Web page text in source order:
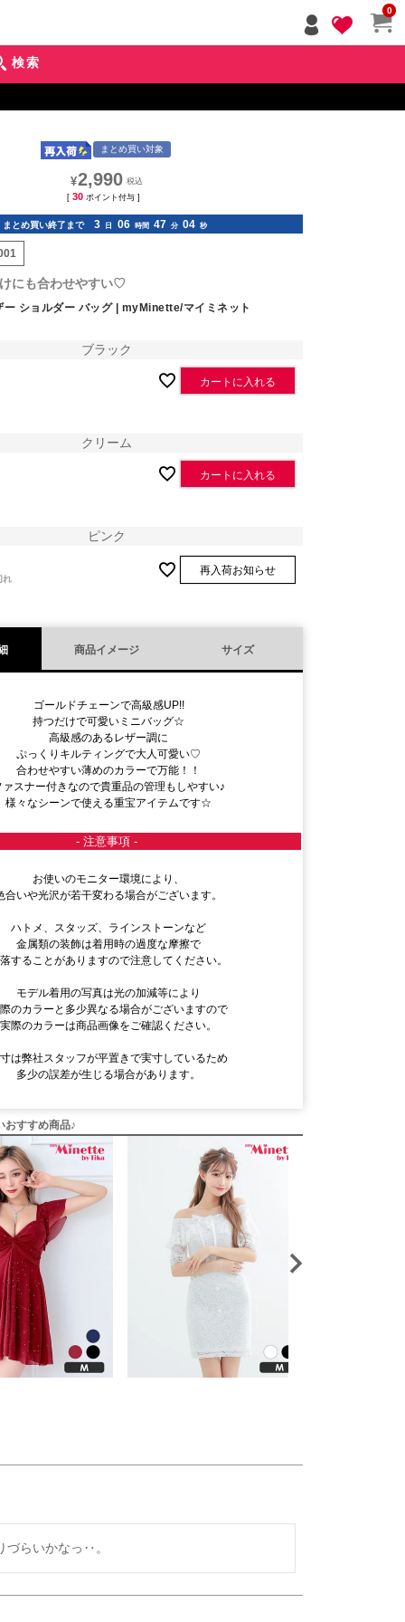
0
検索
ブラック
まとめ買い対象
¥2,990
[ 30 ポイント付与 ]
まとめ買い終了まで 3 日 06 時間 47 分 02 秒
にも合わせやすい♡
ー ショルダー バッグ | myMinette/マイミネット
ブラック
カートに入れる
クリーム
カートに入れる
ピンク
れ
再入荷お知らせ
商品イメージ サイズ
ゴールドチェーンで高級感UP!!
持つだけで可愛いミニバッグ☆
高級感のあるレザー調に
ぷっくりキルティングで大人可愛い♡
合わせやすい薄めのカラーで万能！！
ァスナー付きなので貴重品の管理もしやすい♪
様々なシーンで使える重宝アイテムです☆
- 注意事項 -
お使いのモニター環境により、
合いや光沢が若干変わる場合がございます。
ハトメ、スタッズ、ラインストーンなど
金属類の装飾は着用時の過度な摩擦で
することがありますので注意してください。
モデル着用の写真は光の加減等により
のカラーと多少異なる場合がございますので
実際のカラーは商品画像をご確認ください。
は弊社スタッフが平置きで実寸しているため
多少の誤差が生じる場合があります。
おすすめ商品♪
づらいかなっ‥。
ジト
ップ